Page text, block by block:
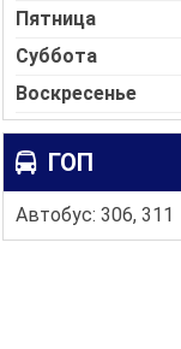
Пятница
Суббота
Воскресенье
ГОП
Автобус: 306, 311